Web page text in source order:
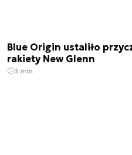
Blue Origin ustaliło
rakiety New Glenn
3 min.